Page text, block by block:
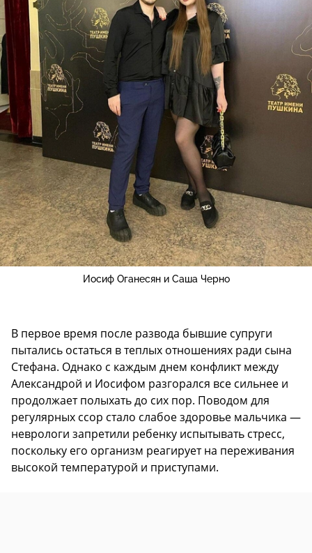
Иосиф Оганесян и Саша Черно
В первое время после развода бывшие супруги
пытались остаться в теплых отношениях ради сына
Стефана. Однако с каждым днем конфликт между
Александрой и Иосифом разгорался все сильнее и
продолжает полыхать до сих пор. Поводом для
регулярных ссор стало слабое здоровье мальчика —
неврологи запретили ребенку испытывать стресс,
поскольку его организм реагирует на переживания
высокой температурой и приступами.